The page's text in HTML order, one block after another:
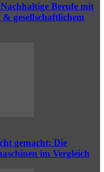
Berufe mit
gesellschaftlichem
gemacht: Die
im Vergleich